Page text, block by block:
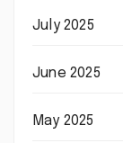
July 2025
June 2025
May 2025